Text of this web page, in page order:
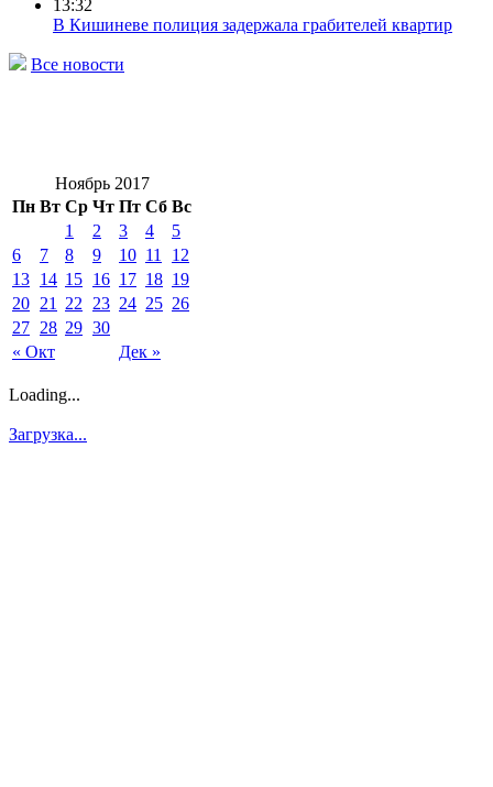
13:32
В Кишиневе полиция задержала грабителей квартир
Все новости
Ноябрь 2017
Пн Вт Ср Чт Пт Сб Вс
« Окт Дек »
1 2 3 4
5
6
7 8 9 10 11
12
13 14 15 16 17 18 19
20 21 22 23 24 25 26
27 28 29 30
Loading...
Загрузка...